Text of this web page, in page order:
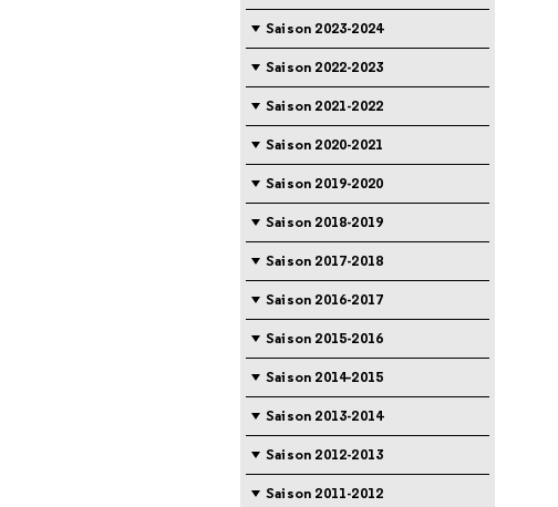
Saison 2023-2024
Saison 2022-2023
Saison 2021-2022
Saison 2020-2021
Saison 2019-2020
Saison 2018-2019
Saison 2017-2018
Saison 2016-2017
Saison 2015-2016
Saison 2014-2015
Saison 2013-2014
Saison 2012-2013
Saison 2011-2012